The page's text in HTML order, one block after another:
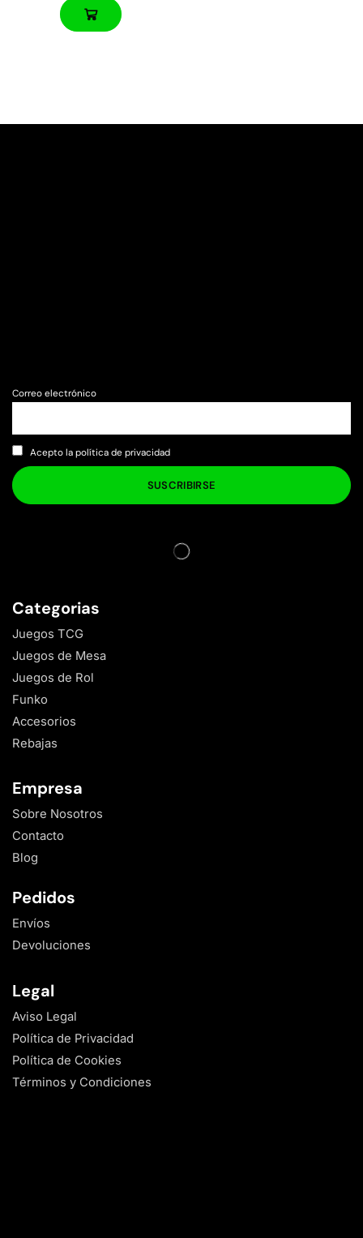
Correo electrónico
Acepto la política de privacidad
Categorias
Juegos TCG
Juegos de Mesa
Juegos de Rol
Funko
Accesorios
Rebajas
Empresa
Sobre Nosotros
Contacto
Blog
Pedidos
Envíos
Devoluciones
Legal
Aviso Legal
Política de Privacidad
Política de Cookies
Términos y Condiciones